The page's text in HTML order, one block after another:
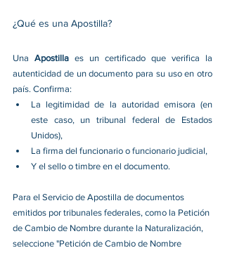
¿Qué es una Apostilla?
Una Apostilla es un certificado que verifica la
autenticidad de un documento para su uso en otro
país. Confirma:
La legitimidad de la autoridad emisora (en
este caso, un tribunal federal de Estados
Unidos),
La firma del funcionario o funcionario judicial,
Y el sello o timbre en el documento.
Para el Servicio de Apostilla de documentos
emitidos por tribunales federales, como la Petición
de Cambio de Nombre durante la Naturalización,
seleccione "Petición de Cambio de Nombre